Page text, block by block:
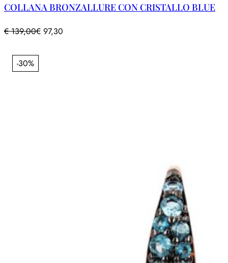
COLLANA BRONZALLURE CON CRISTALLO BLUE
€139,00€ 97,30
-30%